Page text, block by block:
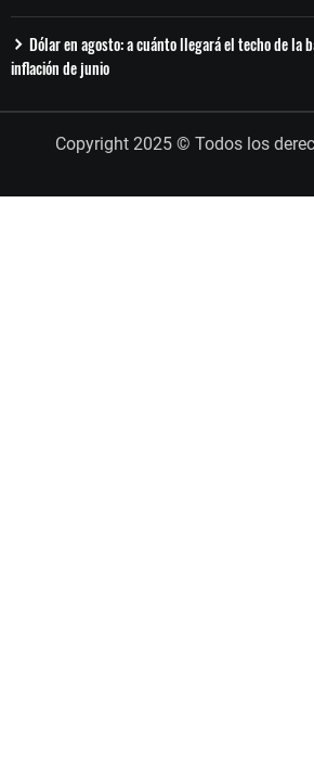
Dólar en agosto: a cuánto llegará el techo de la
inflación de junio
Copyright 2025 © Todos los